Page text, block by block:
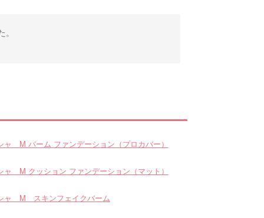
ャ M バーム ファンデーション（プロカバー）
ャ M クッション ファンデーション（マット）
ャ M スキンフェイクバーム